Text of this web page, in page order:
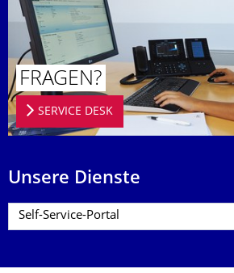
FRAGEN?
SERVICE DESK
Unsere Dienste